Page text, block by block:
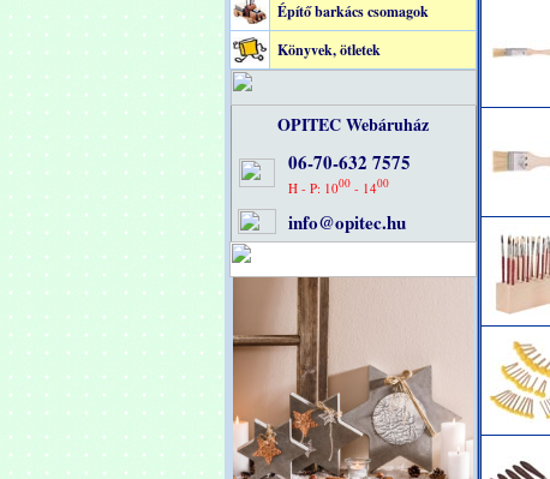
Építő barkács csomagok
Könyvek, ötletek
OPITEC Webáruház
06-70-632 7575
H - P: 1000- 1400
info@opitec.hu